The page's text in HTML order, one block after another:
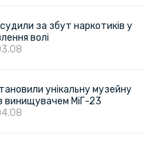
за збут наркотиків у
волі
унікальну музейну
винищувачем МіГ-23